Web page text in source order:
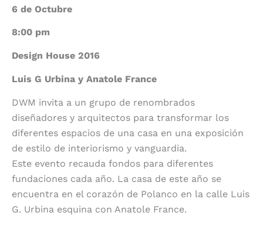
6 de Octubre
8:00 pm
Design House 2016
Luis G Urbina y Anatole France
DWM invita a un grupo de renombrados
diseñadores y arquitectos para transformar los
diferentes espacios de una casa en una exposición
de estilo de interiorismo y vanguardia.
Este evento recauda fondos para diferentes
fundaciones cada año. La casa de este año se
encuentra en el corazón de Polanco en la calle Luis
G. Urbina esquina con Anatole France.